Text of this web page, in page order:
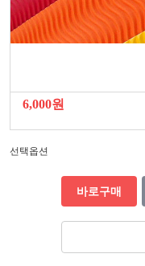
6,000원
선택옵션
바로구매